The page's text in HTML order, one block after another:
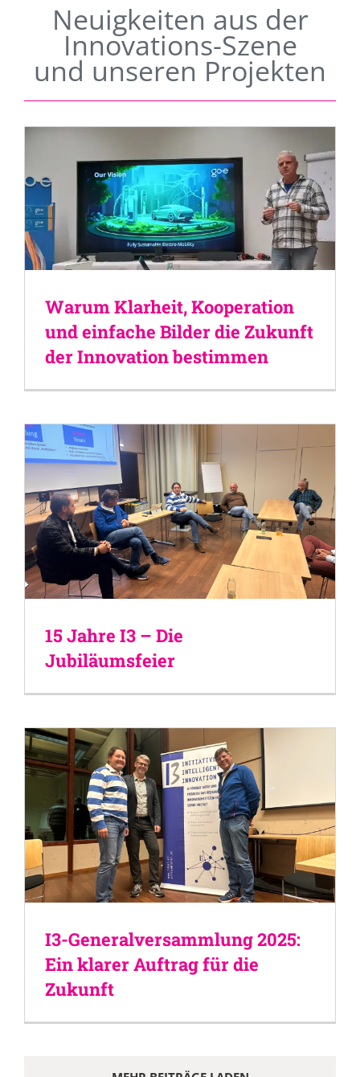
Neuigkeiten aus der
Innovations-Szene
und unseren Projekten
Warum Klarheit, Kooperation
und einfache Bilder die Zukunft
der Innovation bestimmen
15 Jahre I3 – Die
Jubiläumsfeier
I3-Generalversammlung 2025:
Ein klarer Auftrag für die
Zukunft